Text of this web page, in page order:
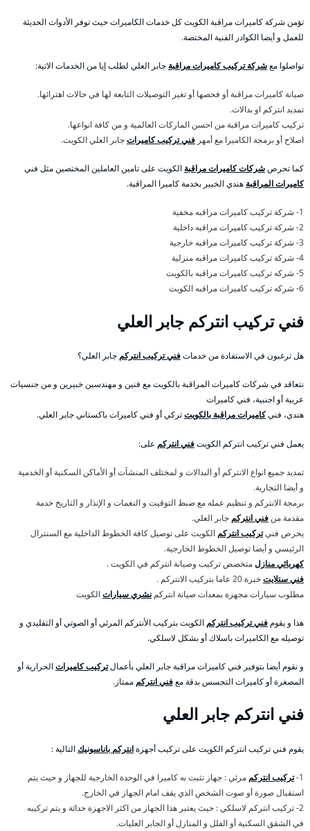
تؤمن شركة كاميرات مراقبة الكويت كل خدمات الكاميرات حيث توفر الأدوات الحديثة
للعمل و أيضا الكوادر الفنية المختصة.
تواصلوا معشركة تركيب كاميرات مراقبة جابر العلي لطلب إيا من الخدمات الاتية:
صيانة كاميرات مراقبة أو فحصها أو تغير التوصيلات التابعة لها في حالات اهترائها.
تمديد انتركم او بدالات.
تركيب كاميرات مراقبة من احسن الماركات العالمية و من كافة انواعها.
اصلاح أو برمجة الكاميرا مع أمهر فني تركيب كاميراتجابر العلي الكويت.
كما تحرصشركات كاميرات مراقبة الكويت على تامين العاملين المختصين مثل فني
كاميرات المراقبة هندي الخبير بخدمة كاميرا المراقبة.
1- شركة تركيب كاميرات مراقبه مخفية
2- شركة تركيب كاميرات مراقبه داخلية
3- شركة تركيب كاميرات مراقبه خارجية
4- شركة تركيب كاميرات مراقبه منزلية
5- شركه تركيب كاميرات مراقبه بالكويت
6- شركه تركيب كاميرات مراقبه الكويت
فني تركيب انتركم جابر العلي
هل ترغبون في الاستفادة من خدماتفني تركيب انتركم جابر العلي؟
نتعاقد في شركات كاميرات المراقبة بالكويت مع فنين و مهندسين خبيرين و من جنسيات
عربية أو اجنبية، فني كاميرات
هندي، فنيكاميرات مراقبة بالكويتتركي أو فني كاميرات باكستاني جابر العلي.
يعمل فني تركيب انتركم الكويتفني انتركم على:
تمديد جميع انواع الانتركم أو البدالات و لمختلف المنشآت أو الأماكن السكنية أو الخدمية
و أيضا التجارية.
برمجة الانتركم و تنظيم عمله مع ضبط التوقيت و النغمات و الإنذار و التاريخ خدمة
مقدمة من فني انتركم جابر العلي.
يحرص فنيتركيب انتركم الكويت على توصيل كافة الخطوط الداخلية مع السنترال
الرئيسي و أيضا توصيل الخطوط الخارجية.
كهربائي منازلمتخصص تركيب وصيانة انتركم في الكويت .
فني ستلايتخبرة 20 عاما بتركيب الانتركم .
مطلوب سيارات مجهزة بمعدات صيانة انتركم نشري سياراتالكويت
هذا و يقوم فني تركيب انتركم الكويت بتركيب الأنتركم المرئي أو الصوتي أو التقليدي و
توصيله مع الكاميرات باسلاك أو بشكل لاسلكي.
و نقوم أيضا بتوفير فني كاميرات مراقبة جابر العلي بأعمالتركيب كاميراتالحرارية أو
المصغرة أو كاميرات التجسس بدقة معفني انتركم ممتاز.
فني انتركم جابر العلي
يقوم فني تركيب انتركم الكويت على تركيب أجهزةانتركم باناسونيك التالية :
1- تركيب انتركم مرئي : جهاز تثبت به كاميرا في الوحدة الخارجية للجهاز و حيث يتم
استقبال صورة أو صوت الشخص الذي يقف امام الجهاز في الخارج.
2- تركيب انتركم لاسلكي : حيث يعتبر هذا الجهاز من اكثر الاجهزة حداثة و يتم تركيبه
في الشقق السكنية أو الفلل و المنازل أو الجابر العليات.